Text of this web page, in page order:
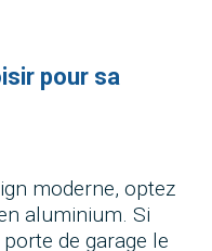
pour sa
moderne, optez
aluminium. Si
de garage le